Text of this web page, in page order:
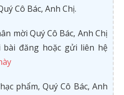
Cô Bác, Anh Chị.
mời Quý Cô Bác, Anh Chị
đăng hoặc gửi liên hệ
phẩm, Quý Cô Bác, Anh